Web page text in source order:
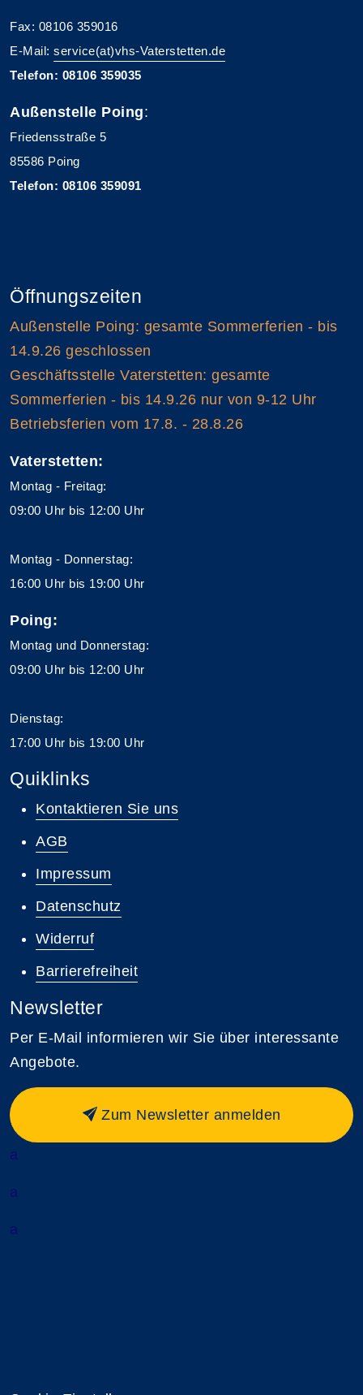
Fax: 08106 359016
E-Mail: service(at)vhs-Vaterstetten.de
Telefon: 08106 359035
Außenstelle Poing:
Friedensstraße 5
85586 Poing
Telefon: 08106 359091
Öffnungszeiten
Außenstelle Poing: gesamte Sommerferien - bis
14.9.26 geschlossen
Geschäftsstelle Vaterstetten: gesamte
Sommerferien - bis 14.9.26 nur von 9-12 Uhr
Betriebsferien vom 17.8. - 28.8.26
Vaterstetten:
Montag - Freitag:
09:00 Uhr bis 12:00 Uhr
Montag - Donnerstag:
16:00 Uhr bis 19:00 Uhr
Poing:
Montag und Donnerstag:
09:00 Uhr bis 12:00 Uhr
Dienstag:
17:00 Uhr bis 19:00 Uhr
Quiklinks
Kontaktieren Sie uns
AGB
Impressum
Datenschutz
Widerruf
Barrierefreiheit
Newsletter
Per E-Mail informieren wir Sie über interessante
Angebote.
Zum Newsletter anmelden
a
a
a